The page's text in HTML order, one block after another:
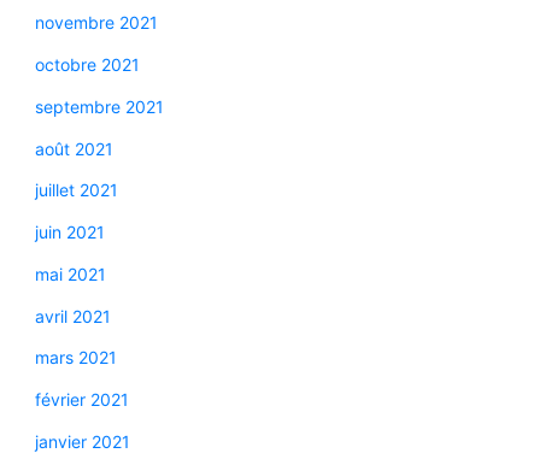
novembre 2021
octobre 2021
septembre 2021
août 2021
juillet 2021
juin 2021
mai 2021
avril 2021
mars 2021
février 2021
janvier 2021